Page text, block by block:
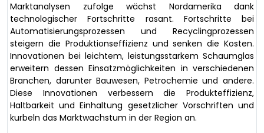
Marktanalysen zufolge wächst Nordamerika dank
technologischer Fortschritte rasant. Fortschritte bei
Automatisierungsprozessen und Recyclingprozessen
steigern die Produktionseffizienz und senken die Kosten.
Innovationen bei leichtem, leistungsstarkem Schaumglas
erweitern dessen Einsatzmöglichkeiten in verschiedenen
Branchen, darunter Bauwesen, Petrochemie und andere.
Diese Innovationen verbessern die Produkteffizienz,
Haltbarkeit und Einhaltung gesetzlicher Vorschriften und
kurbeln das Marktwachstum in der Region an.